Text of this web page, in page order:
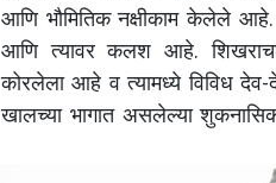
आणि भौमितिक नक्षीकाम केलेले
आणि त्यावर कलश आहे.
कोरलेला आहे व त्यामध्ये विविध
खालच्या भागात असलेल्या